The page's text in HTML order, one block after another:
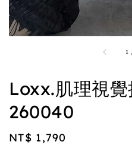
1
Loxx.肌理視
260040
Regular
NT$ 1,790